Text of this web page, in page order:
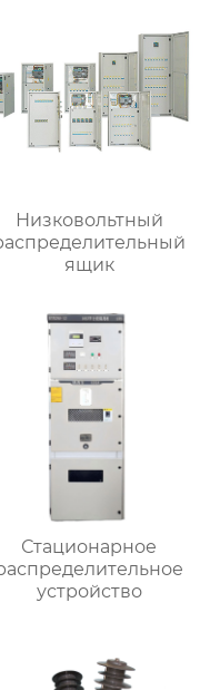
Низковольтный
ящик
Стационарное
устройство